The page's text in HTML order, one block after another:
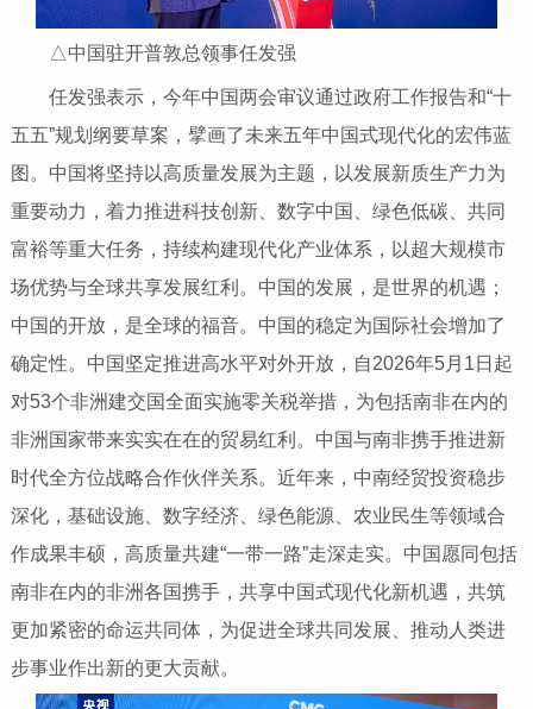
△中国驻开普敦总领事任发强
任发强表示，今年中国两会审议通过政府工作报告和“十
五五”规划纲要草案，擘画了未来五年中国式现代化的宏伟蓝
图。中国将坚持以高质量发展为主题，以发展新质生产力为
重要动力，着力推进科技创新、数字中国、绿色低碳、共同
富裕等重大任务，持续构建现代化产业体系，以超大规模市
场优势与全球共享发展红利。中国的发展，是世界的机遇；
中国的开放，是全球的福音。中国的稳定为国际社会增加了
确定性。中国坚定推进高水平对外开放，自2026年5月1日起
对53个非洲建交国全面实施零关税举措，为包括南非在内的
非洲国家带来实实在在的贸易红利。中国与南非携手推进新
时代全方位战略合作伙伴关系。近年来，中南经贸投资稳步
深化，基础设施、数字经济、绿色能源、农业民生等领域合
作成果丰硕，高质量共建“一带一路”走深走实。中国愿同包括
南非在内的非洲各国携手，共享中国式现代化新机遇，共筑
更加紧密的命运共同体，为促进全球共同发展、推动人类进
步事业作出新的更大贡献。